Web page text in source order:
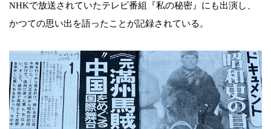
NHKで放送されていたテレビ番組『私の秘密』にも出演し、
かつての思い出を語ったことが記録されている。